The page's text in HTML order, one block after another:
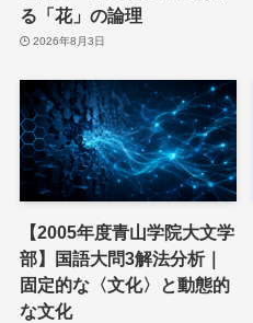
る「花」の論理
2026年8月3日
【2005年度青山学院大文学
部】国語大問3解法分析｜
固定的な〈文化〉と動態的
な文化